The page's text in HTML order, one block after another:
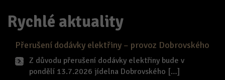
Rychlé aktuality
Přerušení dodávky elektřiny – provoz Dobrovského
Z důvodu přerušení dodávky elektřiny bude v
pondělí 13.7.2026 jídelna Dobrovského […]